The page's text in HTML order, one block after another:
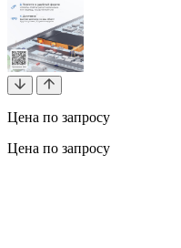
Цена по запросу
Цена по запросу